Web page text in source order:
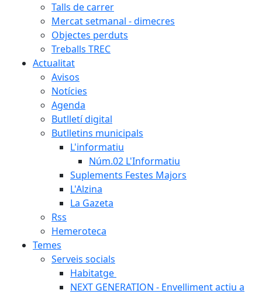
Talls de carrer
Mercat setmanal - dimecres
Objectes perduts
Treballs TREC
Actualitat
Avisos
Notícies
Agenda
Butlletí digital
Butlletins municipals
L'informatiu
Núm.02 L'Informatiu
Suplements Festes Majors
L'Alzina
La Gazeta
Rss
Hemeroteca
Temes
Serveis socials
Habitatge
NEXT GENERATION - Envelliment actiu a